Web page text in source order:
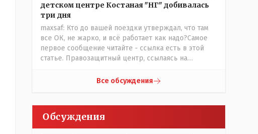
детском центре Костаная "НГ" добивалась
три дня
maxsaf: Кто до вашей поездки утверждал, что там
все ОК, не жарко, и всё работает как надо?Самое
первое сообщение читайте - ссылка есть в этой
статье. Правозащитный центр, ссылаясь на
чате, которые прислали ему в виде
времени их установили только в помещениях,
предназначенных для административно-
Все обсуждения
Обсуждения